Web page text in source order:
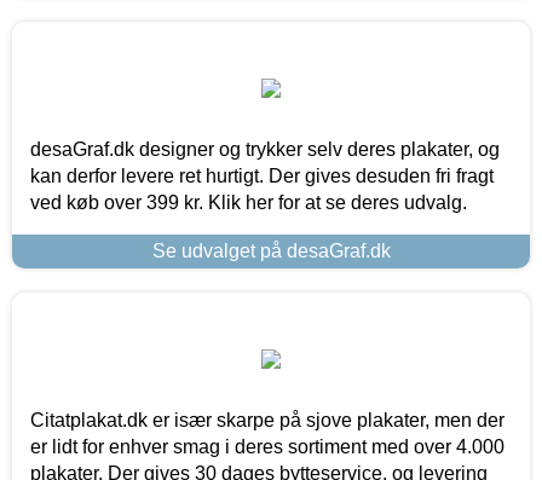
desaGraf.dk designer og trykker selv deres plakater, og
kan derfor levere ret hurtigt. Der gives desuden fri fragt
ved køb over 399 kr. Klik her for at se deres udvalg.
Se udvalget på desaGraf.dk
Citatplakat.dk er især skarpe på sjove plakater, men der
er lidt for enhver smag i deres sortiment med over 4.000
plakater. Der gives 30 dages bytteservice, og levering